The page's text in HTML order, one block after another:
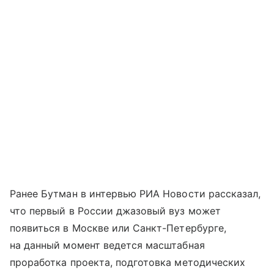
Ранее Бутман в интервью РИА Новости рассказал,
что первый в России джазовый вуз может
появиться в Москве или Санкт-Петербурге,
на данный момент ведется масштабная
проработка проекта, подготовка методических